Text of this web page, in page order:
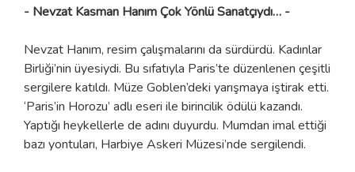
- Nevzat Kasman Hanım Çok Yönlü Sanatçıydı… -
Nevzat Hanım, resim çalışmalarını da sürdürdü. Kadınlar
Birliği’nin üyesiydi. Bu sıfatıyla Paris’te düzenlenen çeşitli
sergilere katıldı. Müze Goblen’deki yarışmaya iştirak etti.
‘Paris’in Horozu’ adlı eseri ile birincilik ödülü kazandı.
Yaptığı heykellerle de adını duyurdu. Mumdan imal ettiği
bazı yontuları, Harbiye Askeri Müzesi’nde sergilendi.